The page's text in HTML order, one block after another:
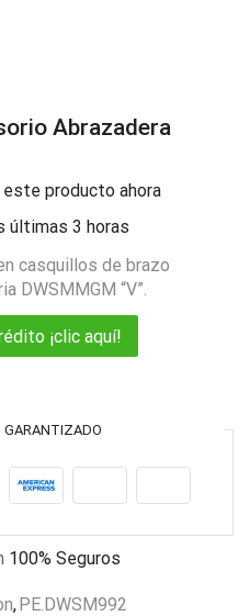
Abrazadera
producto ahora
últimas 3 horas
casquillos de brazo
DWSMMGM “V”.
¡clic aquí!
GARANTIZADO
100% Seguros
,PE.DWSM992